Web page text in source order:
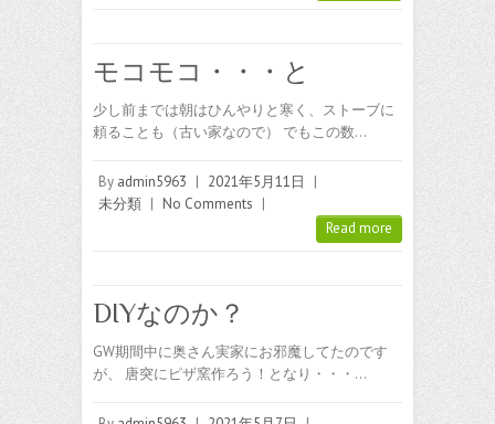
モコモコ・・・と
少し前までは朝はひんやりと寒く、ストーブに
頼ることも（古い家なので） でもこの数…
By admin5963 | 2021年5月11日
|
未分類 | No Comments |
Read more
DIYなのか？
GW期間中に奥さん実家にお邪魔してたのです
が、 唐突にピザ窯作ろう！となり・・・…